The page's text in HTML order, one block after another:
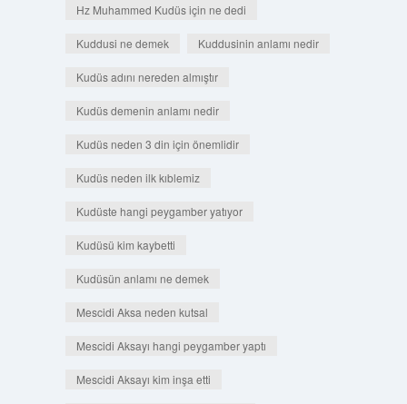
Hz Muhammed Kudüs için ne dedi
Kuddusi ne demek Kuddusinin anlamı nedir
Kudüs adını nereden almıştır
Kudüs demenin anlamı nedir
Kudüs neden 3 din için önemlidir
Kudüs neden ilk kıblemiz
Kudüste hangi peygamber yatıyor
Kudüsü kim kaybetti
Kudüsün anlamı ne demek
Mescidi Aksa neden kutsal
Mescidi Aksayı hangi peygamber yaptı
Mescidi Aksayı kim inşa etti